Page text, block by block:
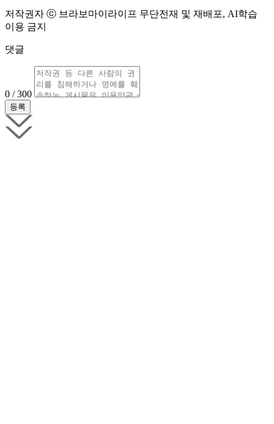
저작권자 ⓒ 브라보마이라이프 무단전재 및 재배포, AI학습
이용 금지
댓글
0 / 300